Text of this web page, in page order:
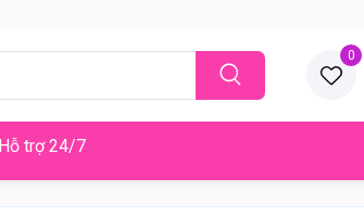
0
Hỗ trợ 24/7